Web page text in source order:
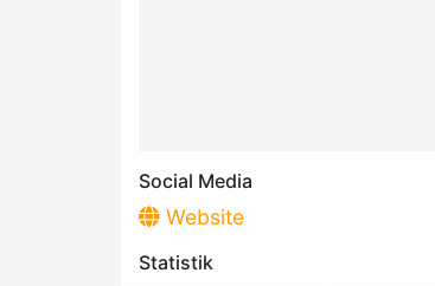
Social Media
Website
Statistik